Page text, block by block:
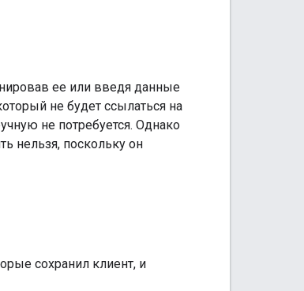
ее или введя данные
не будет ссылаться на
не потребуется. Однако
нельзя, поскольку он
сохранил клиент, и